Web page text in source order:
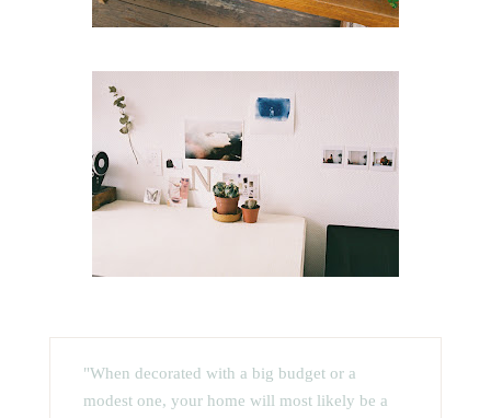
"When decorated with a big budget or a
modest one, your home will most likely be a